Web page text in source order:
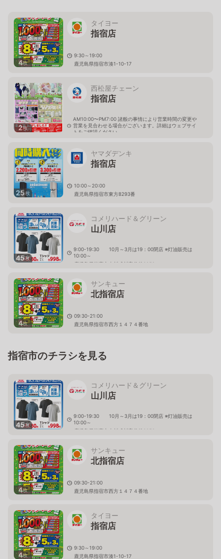
4枚
タイヨー
指宿店
9:30～19:00
鹿児島県指宿市湊1-10-17
2枚
西松屋チェーン
指宿店
AM10:00〜PM7:00 諸般の事情により営業時間の変更や
営業を見合わせる場合がございます。詳細はウェブサイ
トをご確認ください。
25枚
ヤマダデンキ
指宿店
10:00～20:00
鹿児島県指宿市東方8293番
45枚
コメリハード＆グリーン
山川店
9:00-19:30 10月～3月は19：00閉店 ※灯油販売は
10:00～
鹿児島県指宿市山川成川字谷後3958
4枚
サンキュー
北指宿店
09:30-21:00
鹿児島県指宿市西方１４７４番地
指宿市のチラシを見る
45枚
コメリハード＆グリーン
山川店
9:00-19:30 10月～3月は19：00閉店 ※灯油販売は
10:00～
鹿児島県指宿市山川成川字谷後3958
4枚
サンキュー
北指宿店
09:30-21:00
鹿児島県指宿市西方１４７４番地
4枚
タイヨー
指宿店
9:30～19:00
鹿児島県指宿市湊1-10-17